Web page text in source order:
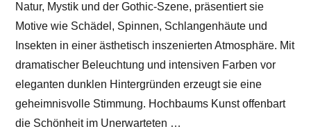
Natur, Mystik und der Gothic-Szene, präsentiert sie
Motive wie Schädel, Spinnen, Schlangenhäute und
Insekten in einer ästhetisch inszenierten Atmosphäre. Mit
dramatischer Beleuchtung und intensiven Farben vor
eleganten dunklen Hintergründen erzeugt sie eine
geheimnisvolle Stimmung. Hochbaums Kunst offenbart
die Schönheit im Unerwarteten …